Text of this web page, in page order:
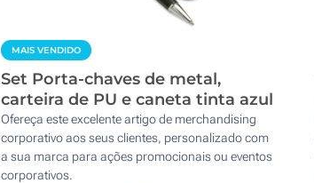
MAIS VENDIDO
Set Porta-chaves de metal,
carteira de PU e caneta tinta azul
Ofereça este excelente artigo de merchandising
corporativo aos seus clientes, personalizado com
a sua marca para ações promocionais ou eventos
corporativos.